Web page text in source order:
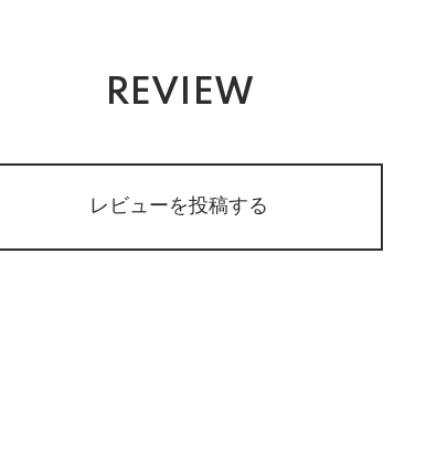
REVIEW
レビューを投稿する